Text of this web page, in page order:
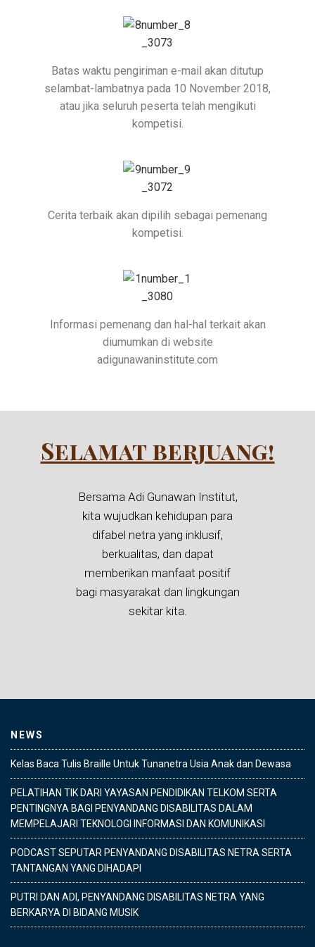
Batas waktu pengiriman e-mail akan ditutup
selambat-lambatnya pada 10 November 2018,
atau jika seluruh peserta telah mengikuti
kompetisi.
Cerita terbaik akan dipilih sebagai pemenang
kompetisi.
Informasi pemenang dan hal-hal terkait akan
diumumkan di website
adigunawaninstitute.com
Selamat berjuang!
Bersama Adi Gunawan Institut,
kita wujudkan kehidupan para
difabel netra yang inklusif,
berkualitas, dan dapat
memberikan manfaat positif
bagi masyarakat dan lingkungan
sekitar kita.
NEWS
Kelas Baca Tulis Braille Untuk Tunanetra Usia Anak dan Dewasa
PELATIHAN TIK DARI YAYASAN PENDIDIKAN TELKOM SERTA
PENTINGNYA BAGI PENYANDANG DISABILITAS DALAM
MEMPELAJARI TEKNOLOGI INFORMASI DAN KOMUNIKASI
PODCAST SEPUTAR PENYANDANG DISABILITAS NETRA SERTA
TANTANGAN YANG DIHADAPI
PUTRI DAN ADI, PENYANDANG DISABILITAS NETRA YANG
BERKARYA DI BIDANG MUSIK